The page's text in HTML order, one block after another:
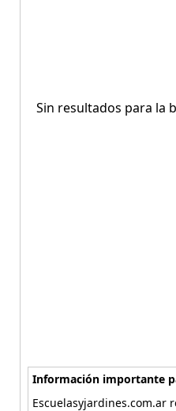
Sin resultados para la
Información importante
Escuelasyjardines.com.ar